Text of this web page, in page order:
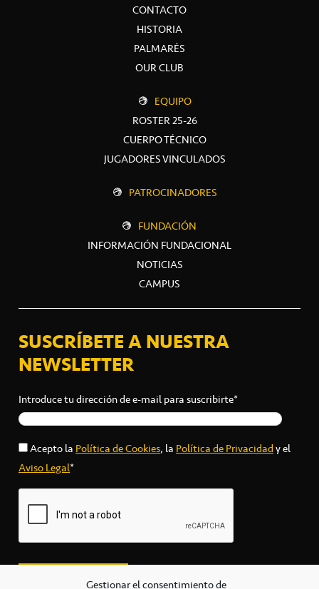
Gestionar el consentimiento de
CONTACTO
HISTORIA
PALMARÉS
OUR CLUB
EQUIPO
ROSTER 25-26
CUERPO TÉCNICO
JUGADORES VINCULADOS
PATROCINADORES
FUNDACIÓN
INFORMACIÓN FUNDACIONAL
NOTICIAS
CAMPUS
SUSCRÍBETE A NUESTRA
NEWSLETTER
Introduce tu dirección de e-mail para suscribirte*
Acepto laPolítica de Cookies, laPolítica de Privacidady el
Aviso Legal*